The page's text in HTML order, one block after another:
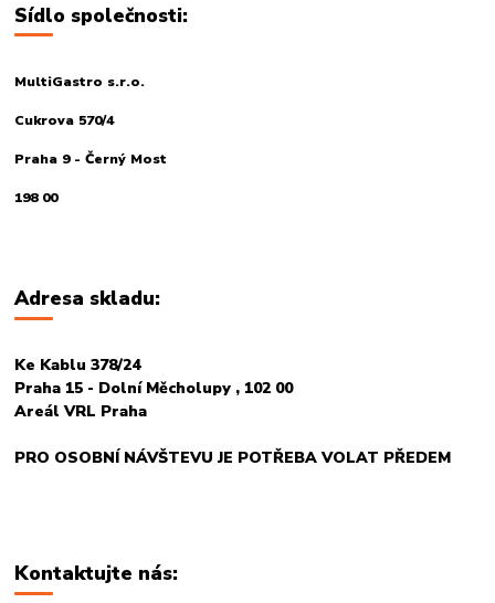
Sídlo společnosti:
MultiGastro s.r.o.
Cukrova 570/4
Praha 9 - Černý Most
198 00
Adresa skladu:
Ke Kablu 378/24
Praha 15 - Dolní Měcholupy , 102 00
Areál VRL Praha
PRO OSOBNÍ NÁVŠTEVU JE POTŘEBA VOLAT PŘEDEM
Kontaktujte nás: